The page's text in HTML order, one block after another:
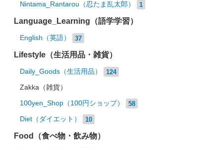
Nintama_Rantarou（忍たま乱太郎） 1
Language_Learning（語学学習）
English（英語） 37
Lifestyle（生活用品・雑貨）
Daily_Goods（生活用品） 124
Zakka（雑貨）
100yen_Shop（100円ショップ） 58
Diet（ダイエット） 10
Food（食べ物・飲み物）